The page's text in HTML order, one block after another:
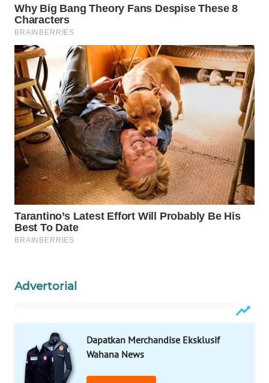
Advertorial
Dapatkan Merchandise Eksklusif
Wahana News
PERSONA
WAHANA
OTOMOTIF
WAHANA
HEALTH
WAHANA
DESA
WISATA
LAPAK
WAHANA
Wahana
Network
LISTRIK
WALINKI
ID